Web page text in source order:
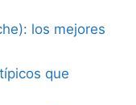
los mejores
que